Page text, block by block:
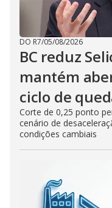
DO R7/05/08/2026
BC reduz
mantém
ciclo de
Corte de 0,25 ponto
cenário de
condições cambiais